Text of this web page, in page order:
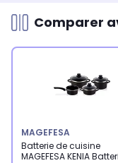
Comparer
MAGEFESA
Batterie de cuisine
MAGEFESA KENIA